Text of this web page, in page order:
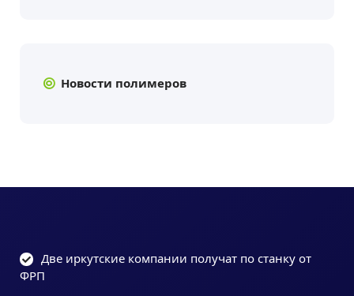
Новости полимеров
Две иркутские компании получат по станку от
ФРП